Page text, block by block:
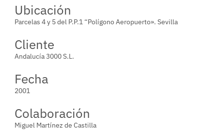
Ubicación
Parcelas 4 y 5 del P.P.1 “Polígono Aeropuerto». Sevilla
Cliente
Andalucía 3000 S.L.
Fecha
2001
Colaboración
Miguel Martínez de Castilla